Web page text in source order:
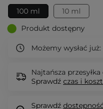
100 ml
10 ml
Produkt dostępny
Możemy wysłać już:
Najtańsza przesyłka
Sprawdź czas i
Sprawdź